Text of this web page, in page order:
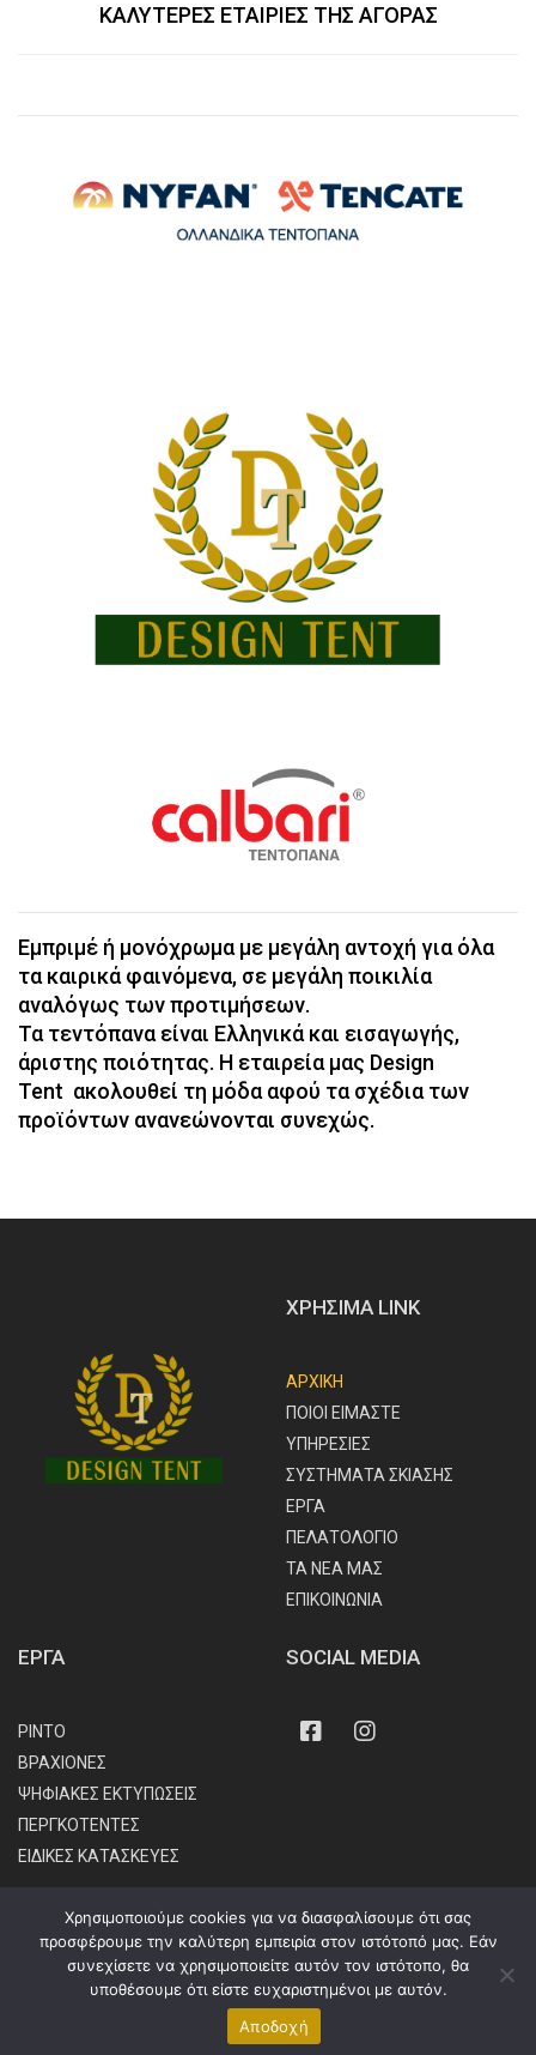
ΚΑΛΥΤΕΡΕΣ ΕΤΑΙΡΙΕΣ ΤΗΣ ΑΓΟΡΑΣ
Εμπριμέ ή μονόχρωμα με μεγάλη αντοχή για όλα
τα καιρικά φαινόμενα, σε μεγάλη ποικιλία
αναλόγως των προτιμήσεων.
Τα τεντόπανα είναι Ελληνικά και εισαγωγής,
άριστης ποιότητας. Η εταιρεία μας Design
Tent ακολουθεί τη μόδα αφού τα σχέδια των
προϊόντων ανανεώνονται συνεχώς.
ΧΡΗΣΙΜΑ LINK
ΑΡΧΙΚΗ
ΠΟΙΟΙ ΕΙΜΑΣΤΕ
ΥΠΗΡΕΣΙΕΣ
ΣΥΣΤΗΜΑΤΑ ΣΚΙΑΣΗΣ
ΕΡΓΑ
ΠΕΛΑΤΟΛΟΓΙΟ
ΤΑ ΝΕΑ ΜΑΣ
ΕΠΙΚΟΙΝΩΝΙΑ
ΕΡΓΑ
ΡΙΝΤΟ
ΒΡΑΧΙΟΝΕΣ
ΨΗΦΙΑΚΕΣ ΕΚΤΥΠΩΣΕΙΣ
ΠΕΡΓΚΟΤΕΝΤΕΣ
ΕΙΔΙΚΕΣ ΚΑΤΑΣΚΕΥΕΣ
SOCIAL MEDIA
FacebookInstagram
| © 2024 Design Tent, All rights reserved
Χρησιμοποιούμε cookies για να διασφαλίσουμε ότι σας
προσφέρουμε την καλύτερη εμπειρία στον ιστότοπό μας. Εάν
συνεχίσετε να χρησιμοποιείτε αυτόν τον ιστότοπο, θα
υποθέσουμε ότι είστε ευχαριστημένοι με αυτόν.
Αποδοχή